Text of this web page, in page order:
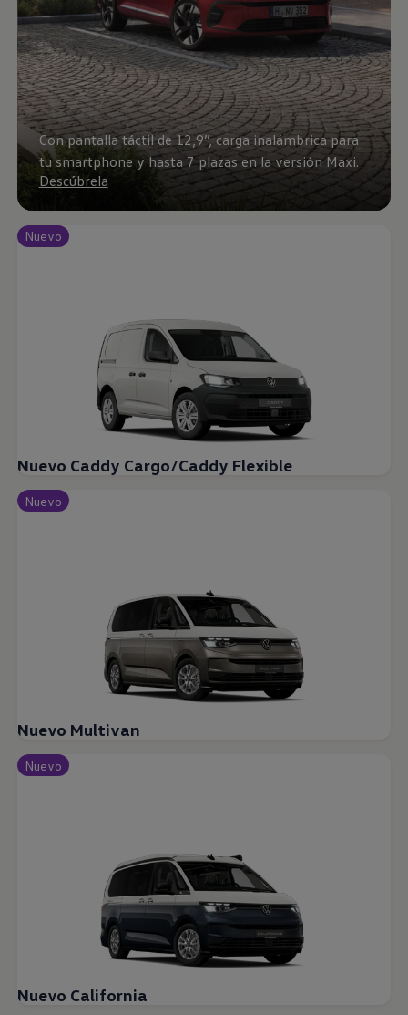
Con pantalla táctil de 12,9”, carga inalámbrica para
tu smartphone y hasta 7 plazas en la versión Maxi.
Descúbrela
Nuevo
Nuevo Caddy Cargo/Caddy Flexible
Nuevo
Nuevo Multivan
Nuevo
Nuevo California